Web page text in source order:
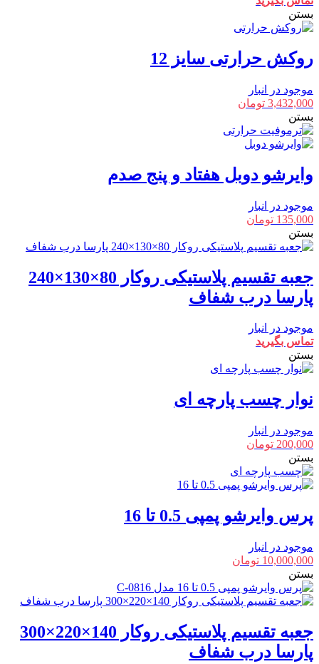
بستن
روکش حرارتی سایز 12
موجود در انبار
3,432,000 تومان
بستن
وایرشو دوبل هفتاد و پنج صدم
موجود در انبار
135,000 تومان
بستن
جعبه تقسیم پلاستیکی روکار 80×130×240
پارسا درب شفاف
موجود در انبار
تماس بگیرید
بستن
نوار چسب پارچه ای
موجود در انبار
200,000 تومان
بستن
پرس وایرشو پمپی 0.5 تا 16
موجود در انبار
10,000,000 تومان
بستن
جعبه تقسیم پلاستیکی روکار 140×220×300
پارسا درب شفاف